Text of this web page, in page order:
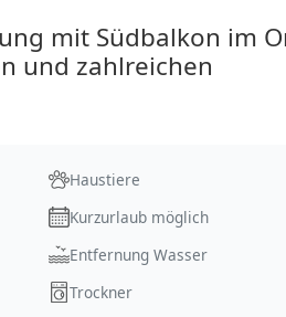
mit Südbalkon im
und zahlreichen
Haustiere
Kurzurlaub möglich
Entfernung Wasser
Trockner